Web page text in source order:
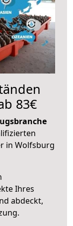
83€
in Wolfsburg
Ihres
abdeckt,